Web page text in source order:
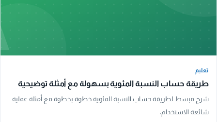
تعليم
طريقة حساب النسبة المئوية بسهولة مع أمثلة توضيحية
شرح مبسط لطريقة حساب النسبة المئوية خطوة بخطوة مع أمثلة عملية
شائعة الاستخدام.